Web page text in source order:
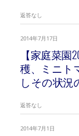
返答なし
2014年7月17日
【家庭菜園
穫、ミニト
しその状況
返答なし
2014年7月1日